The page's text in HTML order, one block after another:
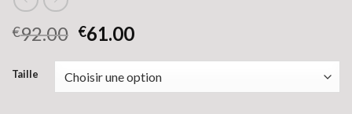
€92.00 €61.00
Taille